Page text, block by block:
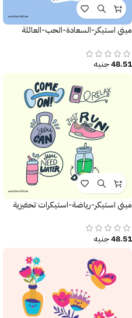
ميني استيكر-السعادة-الحب-العائلة
48.51جنيه
ميني استيكر-رياضة-استيكرات تحفيزية
48.51جنيه